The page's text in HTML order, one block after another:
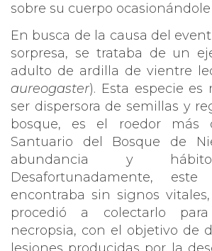
sobre su cuerpo
En busca de la causa del
sorpresa, se trataba de un
adulto de ardilla de vientre
aureogaster). Esta especie es
ser dispersora de semillas y
bosque, es el roedor más
Santuario del Bosque de
abundancia y
Desafortunadamente,
encontraba sin signos
procedió a colectarlo
necropsia, con el objetivo de